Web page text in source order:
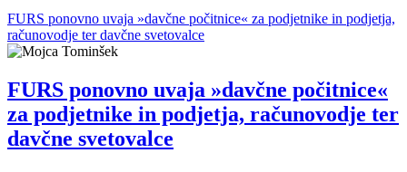
FURS ponovno uvaja »davčne počitnice« za podjetnike in podjetja,
računovodje ter davčne svetovalce
FURS ponovno uvaja »davčne počitnice«
za podjetnike in podjetja, računovodje ter
davčne svetovalce